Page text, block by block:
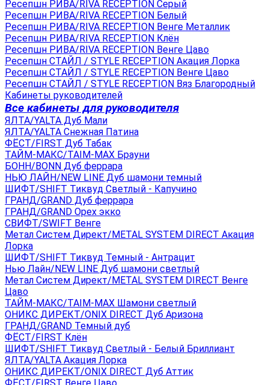
Ресепшн РИВА/RIVA RECEPTION Серый
Ресепшн РИВА/RIVA RECEPTION Белый
Ресепшн РИВА/RIVA RECEPTION Венге Металлик
Ресепшн РИВА/RIVA RECEPTION Клён
Ресепшн РИВА/RIVA RECEPTION Венге Цаво
Ресепшн СТАЙЛ / STYLE RECEPTION Акация Лорка
Ресепшн СТАЙЛ / STYLE RECEPTION Венге Цаво
Ресепшн СТАЙЛ / STYLE RECEPTION Вяз Благородный
Кабинеты руководителей
Все кабинеты для руководителя
ЯЛТА/YALTA Дуб Мали
ЯЛТА/YALTA Снежная Патина
ФЁСТ/FIRST Дуб Табак
ТАЙМ-МАКС/TAIM-MAX Брауни
БОНН/BONN Дуб феррара
НЬЮ ЛАЙН/NEW LINE Дуб шамони темный
ШИФТ/SHIFT Тиквуд Светлый - Капучино
ГРАНД/GRAND Дуб феррара
ГРАНД/GRAND Орех экко
СВИФТ/SWIFT Венге
Метал Систем Директ/METAL SYSTEM DIRECT Акация
Лорка
ШИФТ/SHIFT Тиквуд Темный - Антрацит
Нью Лайн/NEW LINE Дуб шамони светлый
Метал Систем Директ/METAL SYSTEM DIRECT Венге
Цаво
ТАЙМ-МАКС/TAIM-MAX Шамони светлый
ОНИКС ДИРЕКТ/ONIX DIRECT Дуб Аризона
ГРАНД/GRAND Темный дуб
ФЁСТ/FIRST Клён
ШИФТ/SHIFT Тиквуд Светлый - Белый Бриллиант
ЯЛТА/YALTA Акация Лорка
ОНИКС ДИРЕКТ/ONIX DIRECT Дуб Аттик